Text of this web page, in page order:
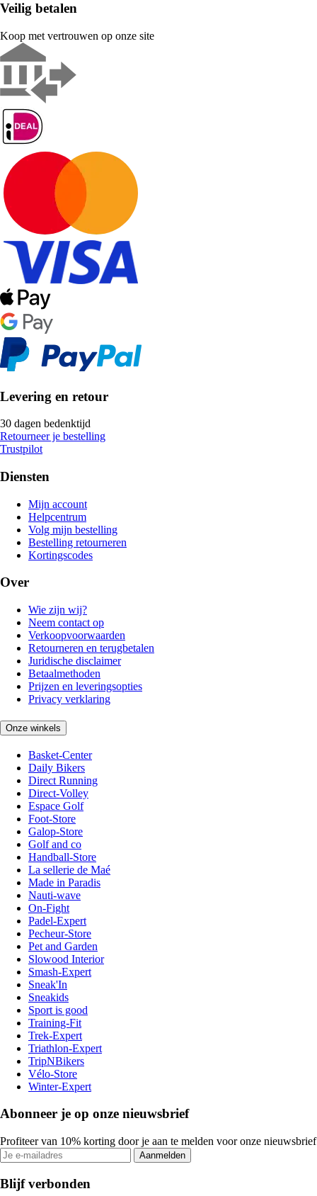
Veilig betalen
Koop met vertrouwen op onze site
Levering en retour
30 dagen bedenktijd
Retourneer je bestelling
Trustpilot
Diensten
Mijn account
Helpcentrum
Volg mijn bestelling
Bestelling retourneren
Kortingscodes
Over
Wie zijn wij?
Neem contact op
Verkoopvoorwaarden
Retourneren en terugbetalen
Juridische disclaimer
Betaalmethoden
Prijzen en leveringsopties
Privacy verklaring
Onze winkels
Basket-Center
Daily Bikers
Direct Running
Direct-Volley
Espace Golf
Foot-Store
Galop-Store
Golf and co
Handball-Store
La sellerie de Maé
Made in Paradis
Nauti-wave
On-Fight
Padel-Expert
Pecheur-Store
Pet and Garden
Slowood Interior
Smash-Expert
Sneak'In
Sneakids
Sport is good
Training-Fit
Trek-Expert
Triathlon-Expert
TripNBikers
Vélo-Store
Winter-Expert
Abonneer je op onze nieuwsbrief
Profiteer van 10% korting door je aan te melden voor onze nieuwsbrief
Aanmelden
Blijf verbonden